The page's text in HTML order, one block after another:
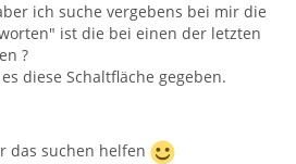
ich suche vergebens bei mir die
ist die bei einen der letzten
?
diese Schaltfläche gegeben.
das suchen helfen